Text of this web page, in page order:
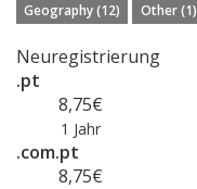
Geography (12)
Other (1)
Neuregistrierung
.pt
8,75€
1 Jahr
.com.pt
8,75€